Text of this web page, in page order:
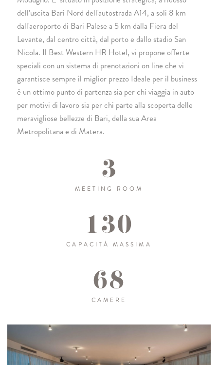
dell’uscita Bari Nord dell'autostrada A14, a soli 8 km
dall'aeroporto di Bari Palese a 5 km dalla Fiera del
Levante, dal centro città, dal porto e dallo stadio San
Nicola. Il Best Western HR Hotel, vi propone offerte
speciali con un sistema di prenotazioni on line che vi
garantisce sempre il miglior prezzo Ideale per il business
è un ottimo punto di partenza sia per chi viaggia in auto
per motivi di lavoro sia per chi parte alla scoperta delle
meravigliose bellezze di Bari, della sua Area
Metropolitana e di Matera.
3
MEETING ROOM
130
CAPACITÀ MASSIMA
68
CAMERE